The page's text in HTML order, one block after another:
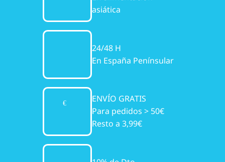
asiática
24/48 H
En España Penínsular
ENVÍO GRATIS
Para pedidos > 50€
Resto a 3,99€